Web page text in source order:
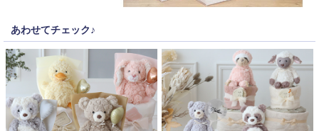
あわせてチェック♪